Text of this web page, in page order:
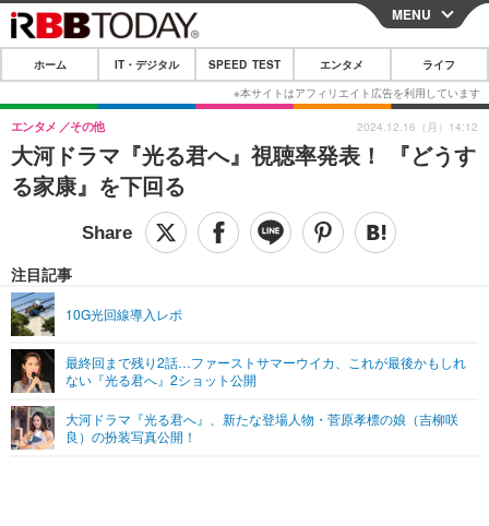
CLOSE
ホーム
IT・デジタル
IT・デジタルTOP スマートフォン
ネタ
ショッピング その他
SPEED TEST
エンタメTOP 映画・ドラマ
グラビア
ショッピング その他
ライフTOP
その他
リリース一覧
プッシュ通知の停止方法
MENU
ホーム IT・デジタル SPEED TEST エンタメ ライフ
大河ドラマ『光る君へ』視聴率発表！ 『どうす
る家康』を下回る
エンタメ その他
注目記事
10G光回線導入レポ
最終回まで残り2話…ファーストサマーウイカ、これが最後かもしれ
ない『光る君へ』2ショット公開
大河ドラマ『光る君へ』、新たな登場人物・菅原孝標の娘（吉柳咲
良）の扮装写真公開！
2024.12.16（月）14:12